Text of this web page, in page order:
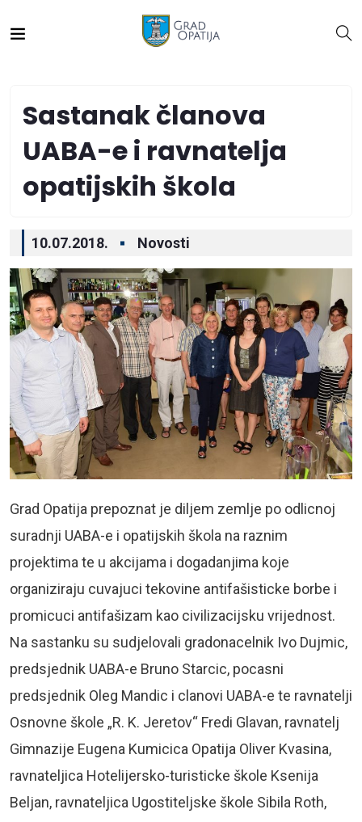
Sastanak članova
UABA-e i ravnatelja
opatijskih škola
10.07.2018. Novosti
Grad Opatija prepoznat je diljem zemlje po odlicnoj
suradnji UABA-e i opatijskih škola na raznim
projektima te u akcijama i dogadanjima koje
organiziraju cuvajuci tekovine antifašisticke borbe i
promicuci antifašizam kao civilizacijsku vrijednost.
Na sastanku su sudjelovali gradonacelnik Ivo Dujmic,
predsjednik UABA-e Bruno Starcic, pocasni
predsjednik Oleg Mandic i clanovi UABA-e te ravnatelji
Osnovne škole „R. K. Jeretov“ Fredi Glavan, ravnatelj
Gimnazije Eugena Kumicica Opatija Oliver Kvasina,
ravnateljica Hotelijersko-turisticke škole Ksenija
Beljan, ravnateljica Ugostiteljske škole Sibila Roth,